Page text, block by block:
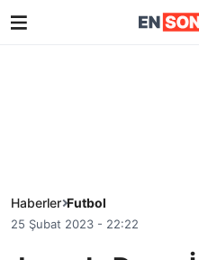
Haberler Futbol
25 Şubat 2023 - 22:22